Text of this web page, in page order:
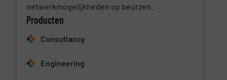
netwerkmogelijkheden op beurzen.
Producten
Consultancy
Engineering